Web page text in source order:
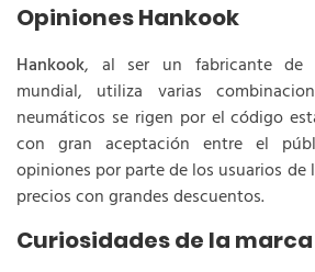
Opiniones Hankook
Hankook, al ser un fabricante de
mundial, utiliza varias
neumáticos se rigen por el código
con gran aceptación entre el
opiniones por parte de los usuarios de
precios con grandes descuentos.
Curiosidades de la